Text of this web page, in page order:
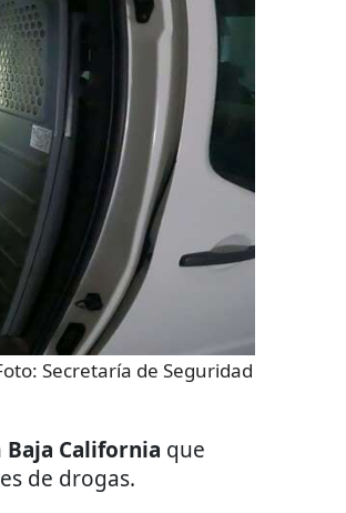
Secretaría de Seguridad
Baja California que
de drogas.